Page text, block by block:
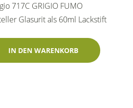
717C GRIGIO FUMO
Glasurit als 60ml Lackstift
Fumo Metallic 60ml Glasurit-
IN DEN WARENKORB